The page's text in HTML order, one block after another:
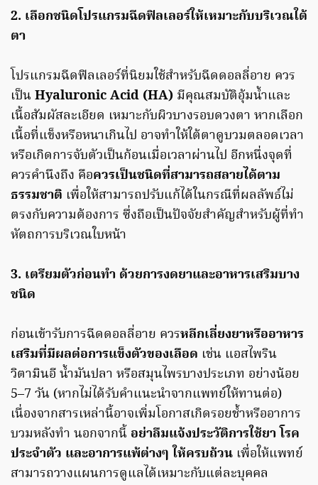
2. เลือกชนิดโปรแกรมฉีดฟิลเลอร์ให้เหมาะกับบริเวณใต้
ตา
โปรแกรมฉีดฟิลเลอร์ที่นิยมใช้สำหรับฉีดดอลลี่อาย ควร
เป็นHyaluronic Acid (HA) มีคุณสมบัติอุ้มน้ำและ
เนื้อสัมผัสละเอียด เหมาะกับผิวบางรอบดวงตา หากเลือก
เนื้อที่แข็งหรือหนาเกินไป อาจทำให้ใต้ตาดูบวมตลอดเวลา
หรือเกิดการจับตัวเป็นก้อนเมื่อเวลาผ่านไป อีกหนึ่งจุดที่
ควรคำนึงถึง คือควรเป็นชนิดที่สามารถสลายได้ตาม
ธรรมชาติ เพื่อให้สามารถปรับแก้ได้ในกรณีที่ผลลัพธ์ไม่
ตรงกับความต้องการ ซึ่งถือเป็นปัจจัยสำคัญสำหรับผู้ที่ทำ
หัตถการบริเวณใบหน้า
3. เตรียมตัวก่อนทำ ด้วยการงดยาและอาหารเสริมบาง
ชนิด
ก่อนเข้ารับการฉีดดอลลี่อาย ควรหลีกเลี่ยงยาหรืออาหาร
เสริมที่มีผลต่อการแข็งตัวของเลือด เช่น แอสไพริน
วิตามินอี น้ำมันปลา หรือสมุนไพรบางประเภท อย่างน้อย
5–7 วัน (หากไม่ได้รับคำแนะนำจากแพทย์ให้ทานต่อ)
เนื่องจากสารเหล่านี้อาจเพิ่มโอกาสเกิดรอยช้ำหรืออาการ
บวมหลังทำ นอกจากนี้ อย่าลืมแจ้งประวัติการใช้ยา โรค
ประจำตัว และอาการแพ้ต่างๆ ให้ครบถ้วน เพื่อให้แพทย์
สามารถวางแผนการดูแลได้เหมาะกับแต่ละบุคคล